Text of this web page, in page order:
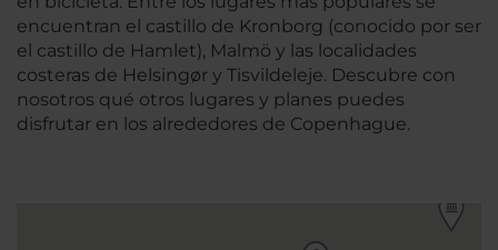
encuentran el castillo de Kronborg (conocido por ser
el castillo de Hamlet), Malmö y las localidades
costeras de Helsingør y Tisvildeleje. Descubre con
nosotros qué otros lugares y planes puedes
disfrutar en los alrededores de Copenhague.